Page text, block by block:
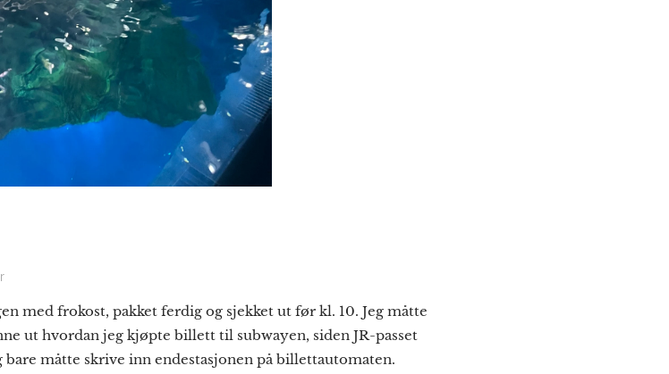
med frokost, pakket ferdig og sjekket ut før kl. 10. Jeg måtte
ut hvordan jeg kjøpte billett til subwayen, siden JR-passet
måtte skrive inn endestasjonen på billettautomaten.